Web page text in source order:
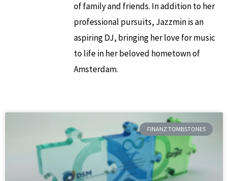
of family and friends. In addition to her
professional pursuits, Jazzmin is an
aspiring DJ, bringing her love for music
to life in her beloved hometown of
Amsterdam.
FINANZ TOMBSTONES